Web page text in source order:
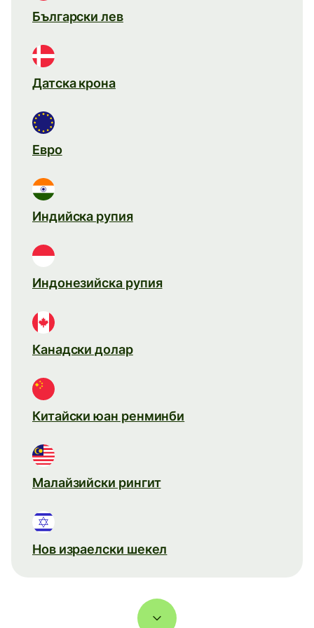
Български лев
Датска крона
Евро
Индийска рупия
Индонезийска рупия
Канадски долар
Китайски юан ренминби
Малайзийски рингит
Нов израелски шекел